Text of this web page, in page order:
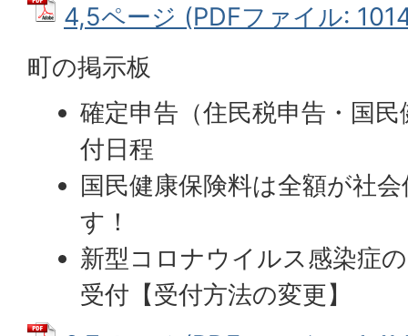
4,5ページ (PDFファイル:
町の掲示板
確定申告（住民税申告・国
付日程
国民健康保険料は全額が社
す！
新型コロナウイルス感染症
受付【受付方法の変更】